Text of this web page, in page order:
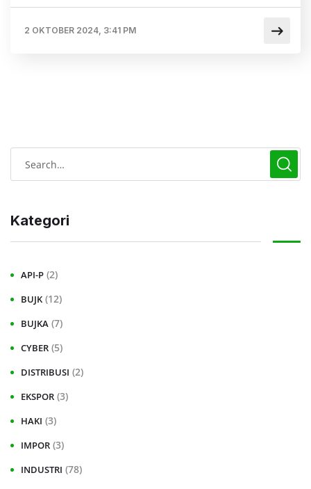
2 OKTOBER 2024, 3:41 PM
Kategori
API-P (2)
BUJK (12)
BUJKA (7)
CYBER (5)
DISTRIBUSI (2)
EKSPOR (3)
HAKI (3)
IMPOR (3)
INDUSTRI (78)